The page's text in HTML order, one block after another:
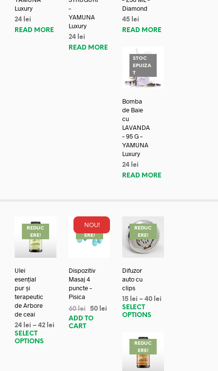
Luxury
24 lei
READ MORE
–
YAMUNA
Luxury
24 lei
READ MORE
Diamond
45 lei
READ MORE
STOC
EPUIZA
T
Bomba
de Baie
cu
LAVANDA
– 95 G –
YAMUNA
Luxury
24 lei
READ MORE
REDUC
ERE!
Ulei
esențial
pur și
terapeutic
de Arbore
de ceai
24 lei – 42 lei
SELECT
OPTIONS
NOU!
REDUC
ERE!
Dispozitiv
Masaj 4
puncte –
Pisica
60lei 50 lei
ADD TO
CART
REDUC
ERE!
Difuzor
auto cu
clips
15 lei –40 lei
SELECT
OPTIONS
REDUC
ERE!